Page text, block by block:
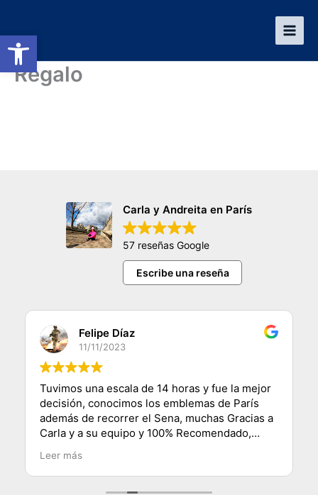
Abrir barra de herramientas
contenido
Regalo
Carla y Andreita en París
57 reseñas Google
Escribe una reseña
Felipe Díaz
11/11/2023
Tuvimos una escala de 14 horas y fue la mejor
decisión, conocimos los emblemas de París
además de recorrer el Sena, muchas Gracias a
Carla y a su equipo y 100% Recomendado,
saludos desde Chile.
Leer más